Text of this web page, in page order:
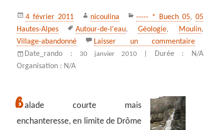
Publié
le
4 février 2011 Auteur
nicoulina Catégories
----- * Buech 05, 05
Hautes-Alpes
Mots-
clés
Autour-de-l'eau, Géologie, Moulin,
Village-abandonné
Laisser un commentairesur *
Date_rando :
30 janvier 2010 |
Durée : N/A
Organisation : N/A
Balade courte mais
enchanteresse, en limite de Drôme